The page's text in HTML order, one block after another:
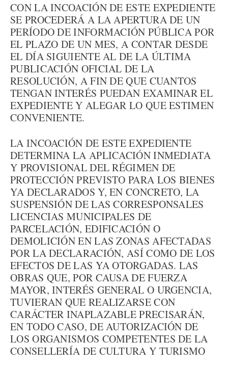
CON LA INCOACIÓN DE ESTE EXPEDIENTE
SE PROCEDERÁ A LA APERTURA DE UN
PERÍODO DE INFORMACIÓN PÚBLICA POR
EL PLAZO DE UN MES, A CONTAR DESDE
EL DÍA SIGUIENTE AL DE LA ÚLTIMA
PUBLICACIÓN OFICIAL DE LA
RESOLUCIÓN, A FIN DE QUE CUANTOS
TENGAN INTERÉS PUEDAN EXAMINAR EL
EXPEDIENTE Y ALEGAR LO QUE ESTIMEN
CONVENIENTE.
LA INCOACIÓN DE ESTE EXPEDIENTE
DETERMINA LA APLICACIÓN INMEDIATA
Y PROVISIONAL DEL RÉGIMEN DE
PROTECCIÓN PREVISTO PARA LOS BIENES
YA DECLARADOS Y, EN CONCRETO, LA
SUSPENSIÓN DE LAS CORRESPONSALES
LICENCIAS MUNICIPALES DE
PARCELACIÓN, EDIFICACIÓN O
DEMOLICIÓN EN LAS ZONAS AFECTADAS
POR LA DECLARACIÓN, ASÍ COMO DE LOS
EFECTOS DE LAS YA OTORGADAS. LAS
OBRAS QUE, POR CAUSA DE FUERZA
MAYOR, INTERÉS GENERAL O URGENCIA,
TUVIERAN QUE REALIZARSE CON
CARÁCTER INAPLAZABLE PRECISARÁN,
EN TODO CASO, DE AUTORIZACIÓN DE
LOS ORGANISMOS COMPETENTES DE LA
CONSELLERÍA DE CULTURA Y TURISMO